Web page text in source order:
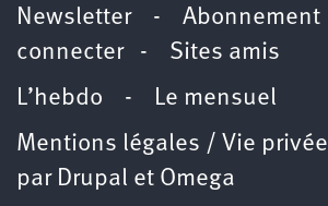
Newsletter- Abonnement
connecter- Sites amis
L’hebdo - Le mensuel
Mentions légales / Vie privée
par Drupal et Omega